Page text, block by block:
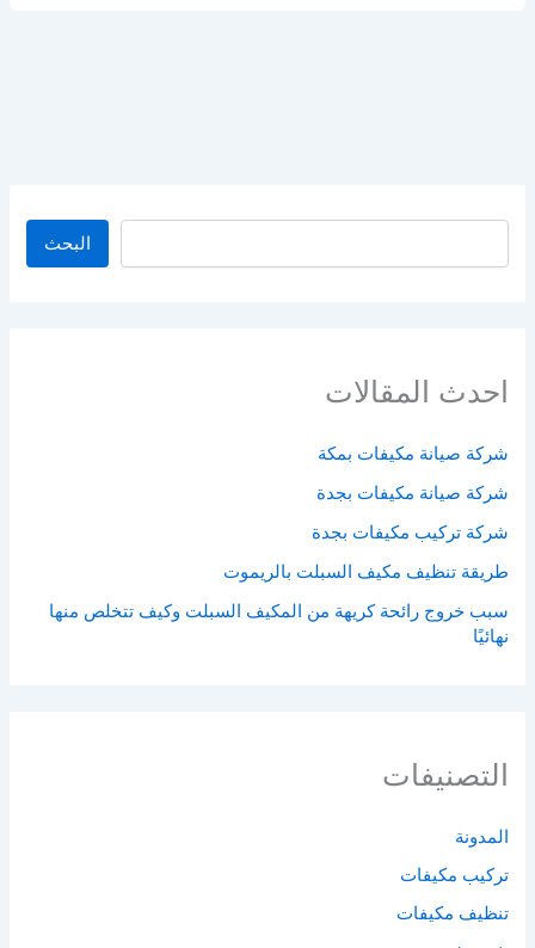
البحث
احدث المقالات
شركة صيانة مكيفات بمكة
شركة صيانة مكيفات بجدة
شركة تركيب مكيفات بجدة
طريقة تنظيف مكيف السبلت بالريموت
سبب خروج رائحة كريهة من المكيف السبلت وكيف تتخلص منها
نهائيًا
التصنيفات
المدونة
تركيب مكيفات
تنظيف مكيفات